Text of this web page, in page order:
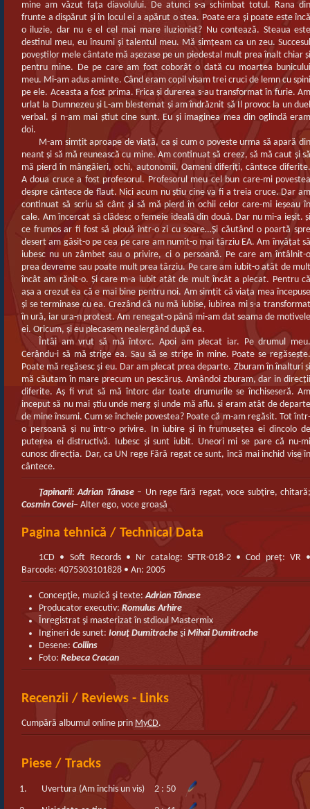
mine am văzut faţa diavolului. De atunci s-a schimbat totul. Rana din
frunte a dispărut şi în locul ei a apărut o stea. Poate era şi poate este încă
o iluzie, dar nu e el cel mai mare iluzionist? Nu contează. Steaua este
destinul meu, eu însumi şi talentul meu. Mă simţeam ca un zeu. Succesul
poveştilor mele cântate mă aşezase pe un piedestal mult prea înalt chiar şi
pentru mine. De pe care am fost coborât o dată cu moartea bunicului
meu. Mi-am adus aminte. Când eram copil visam trei cruci de lemn cu spini
pe ele. Aceasta a fost prima. Frica şi durerea s-au transformat în furie. Am
urlat la Dumnezeu şi L-am blestemat şi am îndrăznit să Il provoc la un duel
verbal. şi n-am mai ştiut cine sunt. Eu şi imaginea mea din oglindă eram
doi.
M-am simţit aproape de viaţă, ca şi cum o poveste urma să apară din
neant şi să mă reunească cu mine. Am continuat să creez, să mă caut şi să
mă pierd în mângâieri, ochi, autonomii. Oameni diferiţi, cântece diferite.
A doua cruce a fost profesorul. Profesorul meu cel bun care-mi povestea
despre cântece de flaut. Nici acum nu ştiu cine va fi a treia cruce. Dar am
continuat să scriu să cânt şi să mă pierd în ochii celor care-mi ieşeau în
cale. Am încercat să clădesc o femeie ideală din două. Dar nu mi-a ieşit. şi
ce frumos ar fi fost să plouă într-o zi cu soare…Şi căutând o poartă spre
desert am găsit-o pe cea pe care am numit-o mai târziu EA. Am învăţat să
iubesc nu un zâmbet sau o privire, ci o persoană. Pe care am întâlnit-o
prea devreme sau poate mult prea târziu. Pe care am iubit-o atât de mult
încât am rănit-o. Şi care m-a iubit atât de mult încât a plecat. Pentru că
aşa a crezut ea că e mai bine pentru noi. Am simţit că viaţa mea începuse
şi se terminase cu ea. Crezând că nu mă iubise, iubirea mi s-a transformat
în ură, iar ura-n protest. Am renegat-o până mi-am dat seama de motivele
ei. Oricum, şi eu plecasem nealergând după ea.
Întâi am vrut să mă întorc. Apoi am plecat iar. Pe drumul meu.
Cerându-i să mă strige ea. Sau să se strige în mine. Poate se regăseşte.
Poate mă regăsesc şi eu. Dar am plecat prea departe. Zburam în înalturi şi
mă căutam în mare precum un pescăruş. Amândoi zburam, dar in direcţii
diferite. Aş fi vrut să mă întorc dar toate drumurile se închiseseră. Am
inceput să nu mai ştiu unde merg şi unde mă aflu. şi eram atât de departe
de mine însumi. Cum se încheie povestea? Poate că m-am regăsit. Tot într-
o persoană şi nu într-o privire. In iubire şi în frumuseţea ei dincolo de
puterea ei distructivă. Iubesc şi sunt iubit. Uneori mi se pare că nu-mi
cunosc direcţia. Dar, ca UN rege Fără regat ce sunt, încă mai inchid vise în
cântece.
Ţapinarii:Adrian Tănase– Un rege fără regat, voce subţire,
Cosmin Covei– Alter ego, voce groasă
Pagina tehnică / Technical Data
1CD • Soft Records • Nr catalog: SFTR-018-2 • Cod preț: VR •
Barcode: 4075303101828 • An: 2005
Concepţie, muzică şi texte:Adrian Tănase
Producator executiv: Romulus Arhire
Înregistrat şi masterizat în stdioul Mastermix
Ingineri de sunet: Ionuţ Dumitrache şi Mihai Dumitrache
Desene: Collins
Foto: Rebeca Cracan
Recenzii / Reviews - Links
Cumpără albumul online prin MyCD.
Piese / Tracks
1. Uvertura (Am închis un vis) 2 : 50